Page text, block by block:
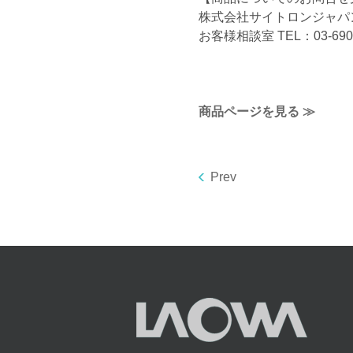
株式会社サイトロンジャパ
お客様相談室 TEL：03-
商品ページを見る ≫
Prev